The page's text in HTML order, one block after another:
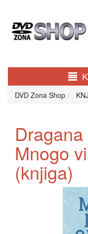
DVD Zona Shop
Mnogo
(knjiga)